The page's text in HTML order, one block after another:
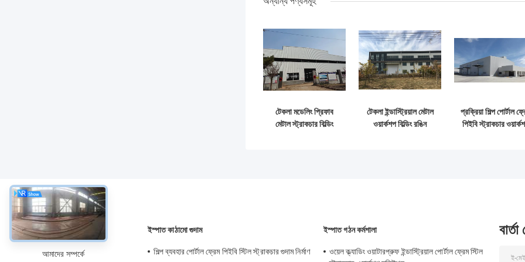
টেকলা মডেলিং প্রিফাব
মেটাল স্ট্রাকচার বিল্ডিং
টেকলা ইন্ডাস্ট্রিয়াল মেটাল
ওয়ার্কশপ বিল্ডিং রঙিন
প্রক্রিয়া শিল্প পোর্টাল
পিইবি স্ট্রাকচার
সম্বন্ধে
আমাদের সম্পর্কে
ইস্পাত কাঠামো গুদাম
শিল্প ব্যবহার পোর্টাল ফ্রেম পিইবি স্টিল স্ট্রাকচার গুদাম নির্মাণ
ইস্পাত গঠন কর্মশালা
ওয়েল ক্ল্যাডিং ওয়াটারপ্রুফ ইন্ডাস্ট্রিয়াল পোর্টাল ফ্রেম স্টিল
বার্তা